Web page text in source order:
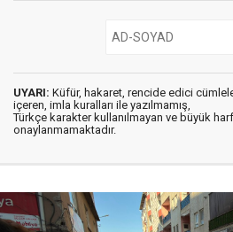
UYARI: Küfür, hakaret, rencide edici
içeren, imla kuralları ile yazılmamış,
Türkçe karakter kullanılmayan ve büyük
onaylanmamaktadır.